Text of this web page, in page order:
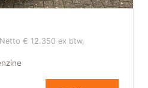
€ 12.350 ex btw,